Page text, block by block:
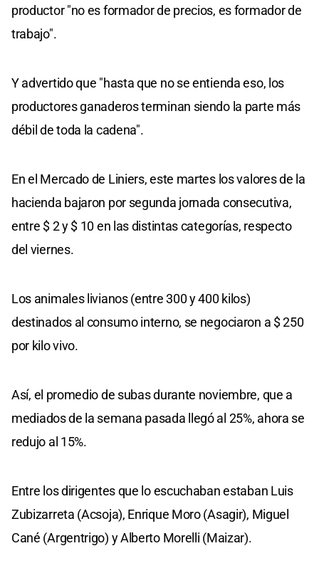
productor "no es formador de precios, es formador de
trabajo".
Y advertido que "hasta que no se entienda eso, los
productores ganaderos terminan siendo la parte más
débil de toda la cadena".
En el Mercado de Liniers, este martes los valores de la
hacienda bajaron por segunda jornada consecutiva,
entre $ 2 y $ 10 en las distintas categorías, respecto
del viernes.
Los animales livianos (entre 300 y 400 kilos)
destinados al consumo interno, se negociaron a $ 250
por kilo vivo.
Así, el promedio de subas durante noviembre, que a
mediados de la semana pasada llegó al 25%, ahora se
redujo al 15%.
Entre los dirigentes que lo escuchaban estaban Luis
Zubizarreta (Acsoja), Enrique Moro (Asagir), Miguel
Cané (Argentrigo) y Alberto Morelli (Maizar).